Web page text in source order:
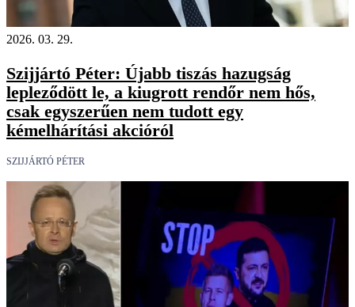
2026. 03. 29.
Szijjártó Péter: Újabb tiszás hazugság
lepleződött le, a kiugrott rendőr nem hős,
csak egyszerűen nem tudott egy
kémelhárítási akcióról
SZIJJÁRTÓ PÉTER